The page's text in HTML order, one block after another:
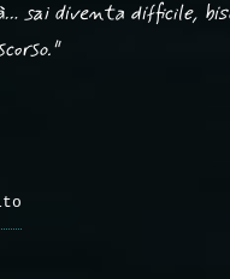
sai diventa difficile,